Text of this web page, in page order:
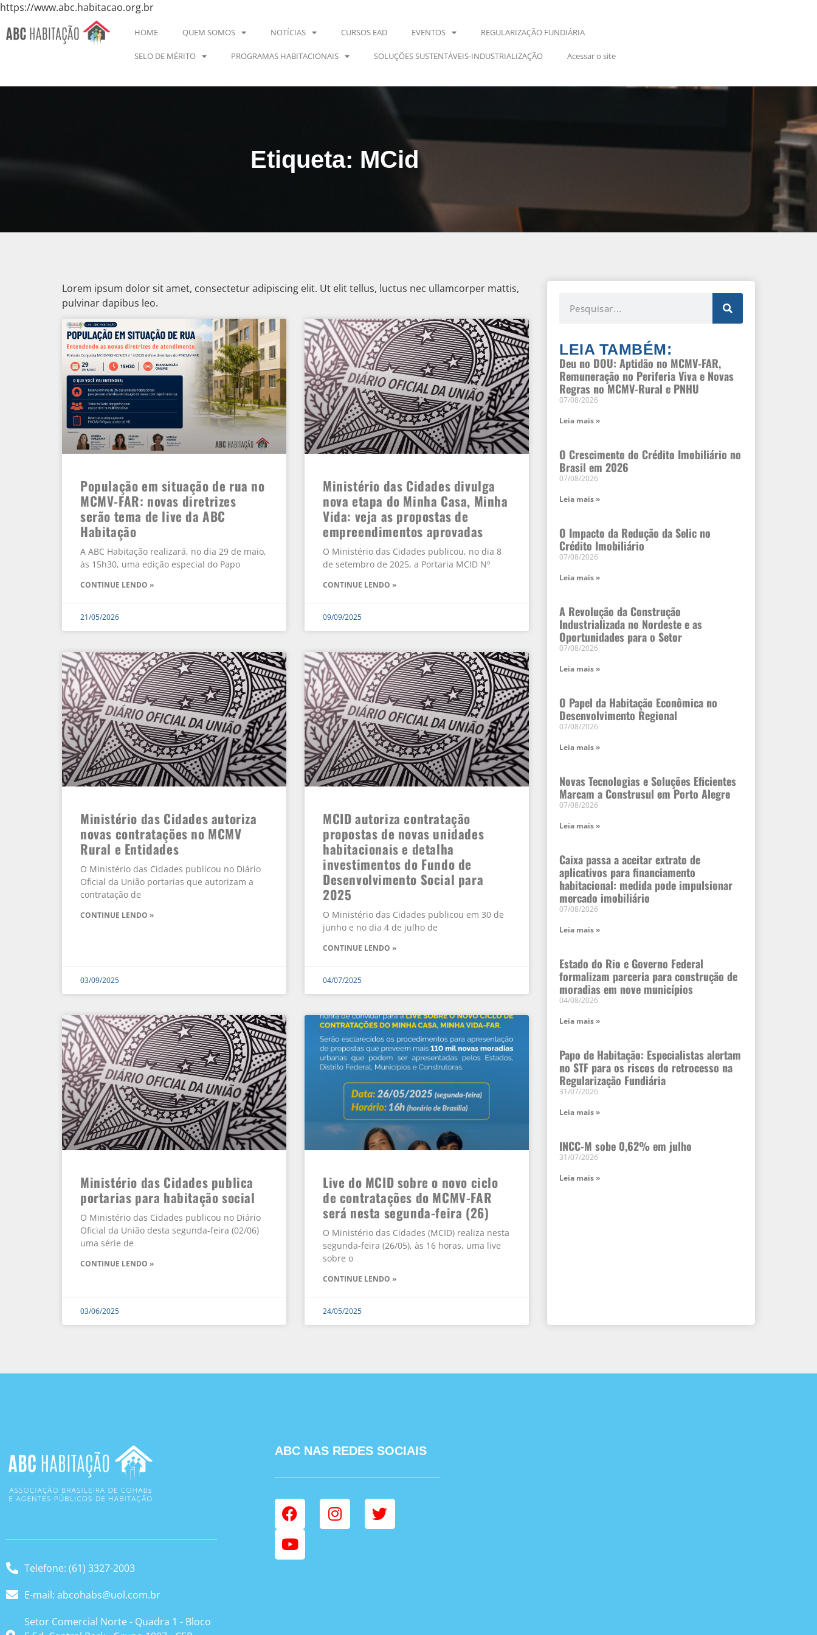
https://www.abc.habitacao.org.br
HOME QUEM SOMOS NOTÍCIAS CURSOS EAD EVENTOS REGULARIZAÇÃO FUNDIÁRIA
SELO DE MÉRITO PROGRAMAS HABITACIONAIS SOLUÇÕES SUSTENTÁVEIS-INDUSTRIALIZAÇÃO Acessar o site
Etiqueta: MCid
Lorem ipsum dolor sit amet, consectetur adipiscing elit. Ut elit tellus, luctus nec ullamcorper mattis,
pulvinar dapibus leo.
População em situação de rua no
MCMV-FAR: novas diretrizes
serão tema de live da ABC
Habitação
A ABC Habitação realizará, no dia 29 de maio,
às 15h30, uma edição especial do Papo
CONTINUE LENDO »
21/05/2026
Ministério das Cidades divulga
nova etapa do Minha Casa, Minha
Vida: veja as propostas de
empreendimentos aprovadas
O Ministério das Cidades publicou, no dia 8
de setembro de 2025, a Portaria MCID Nº
CONTINUE LENDO »
09/09/2025
Ministério das Cidades autoriza
novas contratações no MCMV
Rural e Entidades
O Ministério das Cidades publicou no Diário
Oficial da União portarias que autorizam a
contratação de
CONTINUE LENDO »
03/09/2025
MCID autoriza contratação
propostas de novas unidades
habitacionais e detalha
investimentos do Fundo de
Desenvolvimento Social para
2025
O Ministério das Cidades publicou em 30 de
junho e no dia 4 de julho de
CONTINUE LENDO »
04/07/2025
Ministério das Cidades publica
portarias para habitação social
O Ministério das Cidades publicou no Diário
Oficial da União desta segunda-feira (02/06)
uma série de
CONTINUE LENDO »
03/06/2025
Live do MCID sobre o novo ciclo
de contratações do MCMV-FAR
será nesta segunda-feira (26)
O Ministério das Cidades (MCID) realiza nesta
segunda-feira (26/05), às 16 horas, uma live
sobre o
CONTINUE LENDO »
24/05/2025
LEIA TAMBÉM:
Deu no DOU: Aptidão no MCMV-FAR,
Remuneração no Periferia Viva e Novas
Regras no MCMV-Rural e PNHU
07/08/2026
Leia mais »
O Crescimento do Crédito Imobiliário no
Brasil em 2026
07/08/2026
Leia mais »
O Impacto da Redução da Selic no
Crédito Imobiliário
07/08/2026
Leia mais »
A Revolução da Construção
Industrializada no Nordeste e as
Oportunidades para o Setor
07/08/2026
Leia mais »
O Papel da Habitação Econômica no
Desenvolvimento Regional
07/08/2026
Leia mais »
Novas Tecnologias e Soluções Eficientes
Marcam a Construsul em Porto Alegre
07/08/2026
Leia mais »
Caixa passa a aceitar extrato de
aplicativos para financiamento
habitacional: medida pode impulsionar
mercado imobiliário
07/08/2026
Leia mais »
Estado do Rio e Governo Federal
formalizam parceria para construção de
moradias em nove municípios
04/08/2026
Leia mais »
Papo de Habitação: Especialistas alertam
no STF para os riscos do retrocesso na
Regularização Fundiária
31/07/2026
Leia mais »
INCC-M sobe 0,62% em julho
31/07/2026
Leia mais »
Telefone: (61) 3327-2003
E-mail: abcohabs@uol.com.br
Setor Comercial Norte - Quadra 1 - Bloco
ABC NAS REDES SOCIAIS